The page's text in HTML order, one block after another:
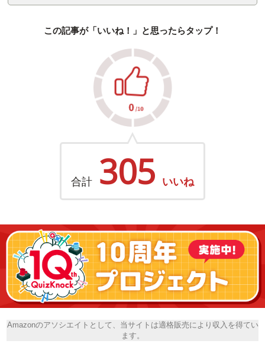
この記事が「いいね！」と思ったらタップ！
合計 305 いいね
Amazonのアソシエイトとして、当サイトは適格販売により収入を得てい
ます。